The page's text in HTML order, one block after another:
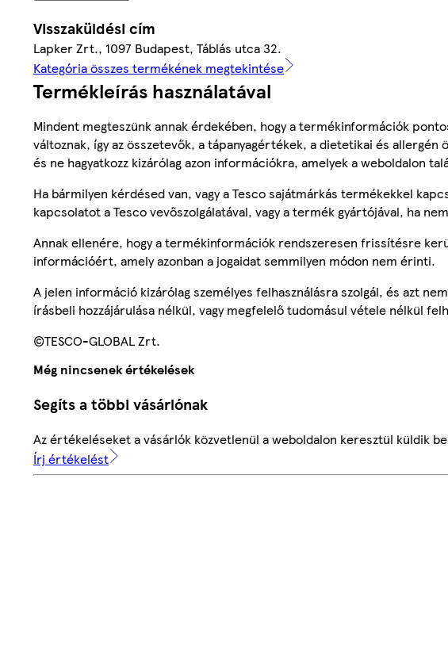
Visszaküldési cím
Lapker Zrt., 1097 Budapest, Táblás utca 32.
Kategória összes termékének megtekintése
Termékleírás használatával
Mindent megteszünk annak érdekében, hogy a termékinformációk
változnak, így az összetevők, a tápanyagértékek, a dietetikai és
és ne hagyatkozz kizárólag azon információkra, amelyek a weboldalon
Ha bármilyen kérdésed van, vagy a Tesco sajátmárkás termékekkel
kapcsolatot a Tesco vevőszolgálatával, vagy a termék gyártójával, ha
Annak ellenére, hogy a termékinformációk rendszeresen frissítésre
információért, amely azonban a jogaidat semmilyen módon nem érinti.
A jelen információ kizárólag személyes felhasználásra szolgál, és azt
írásbeli hozzájárulása nélkül, vagy megfelelő tudomásul vétele nélkül
©TESCO-GLOBAL Zrt.
Még nincsenek értékelések
Segíts a többi vásárlónak
Az értékeléseket a vásárlók közvetlenül a weboldalon keresztül küldik
Írj értékelést